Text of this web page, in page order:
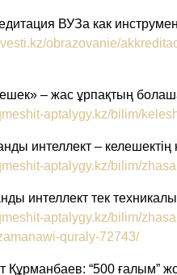
ВУЗа как
obrazovanie/
– жас ұрпақтың
aptalygy.kz/bilim/
интеллект – келешектің
aptalygy.kz/bilim/
интеллект тек
aptalygy.kz/bilim/
quraly-72743/
Құрманбаев: “500 ғалым”